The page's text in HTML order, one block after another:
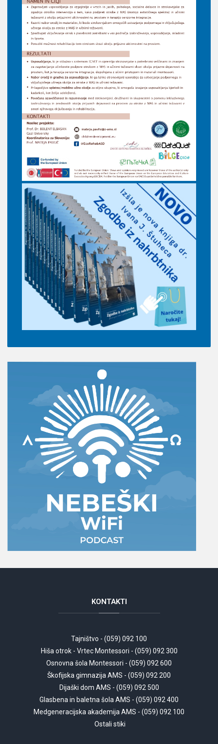
KONTAKTI
Tajništvo - (059) 092 100
Hiša otrok - Vrtec Montessori - (059) 092 300
Osnovna šola Montessori - (059) 092 600
Škofijska gimnazija AMS - (059) 092 200
Dijaški dom AMS - (059) 092 500
Glasbena in baletna šola AMS - (059) 092 400
Medgeneracijska akademija AMS - (059) 092 100
Ostali stiki